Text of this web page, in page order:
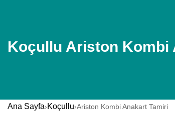
Koçullu Ariston Kombi
Ana Sayfa›Koçullu›Ariston Kombi Anakart Tamiri